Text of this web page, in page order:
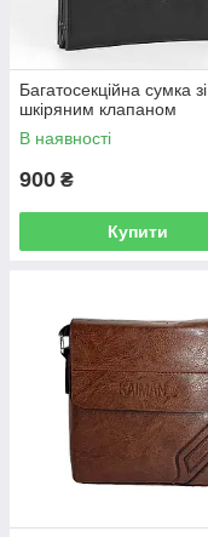
Багатосекційна сумка зі
шкіряним клапаном
В наявності
900 ₴
Купити